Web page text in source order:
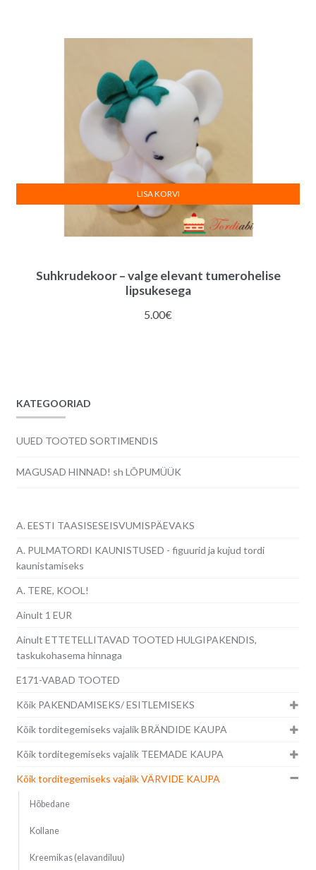
Suhkrudekoor – valge elevant tumerohelise
lipsukesega
5.00€
LISA KORVI
KATEGOORIAD
UUED TOOTED SORTIMENDIS
MAGUSAD HINNAD! sh LÕPUMÜÜK
A. EESTI TAASISESEISVUMISPÄEVAKS
A. PULMATORDI KAUNISTUSED - figuurid ja kujud tordi
kaunistamiseks
A. TERE, KOOL!
Ainult 1 EUR
Ainult ETTETELLITAVAD TOOTED HULGIPAKENDIS,
taskukohasema hinnaga
E171-VABAD TOOTED
Kõik PAKENDAMISEKS/ ESITLEMISEKS
Kõik torditegemiseks vajalik BRÄNDIDE KAUPA
Kõik torditegemiseks vajalik TEEMADE KAUPA
Kõik torditegemiseks vajalik VÄRVIDE KAUPA
Hõbedane
Kollane
Kreemikas (elavandiluu)